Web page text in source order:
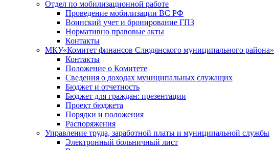
Отдел по мобилизационной работе
Проведение мобилизации ВС РФ
Воинский учет и бронирование ГПЗ
Нормативно правовые акты
Контакты
МКУ«Комитет финансов Слюдянского муниципального района»
Контакты
Положение о Комитете
Сведения о доходах муниципальных служащих
Бюджет и отчетность
Бюджет для граждан: презентации
Проект бюджета
Порядки и положения
Распоряжения
Управление труда, заработной платы и муниципальной службы
Электронный больничный лист